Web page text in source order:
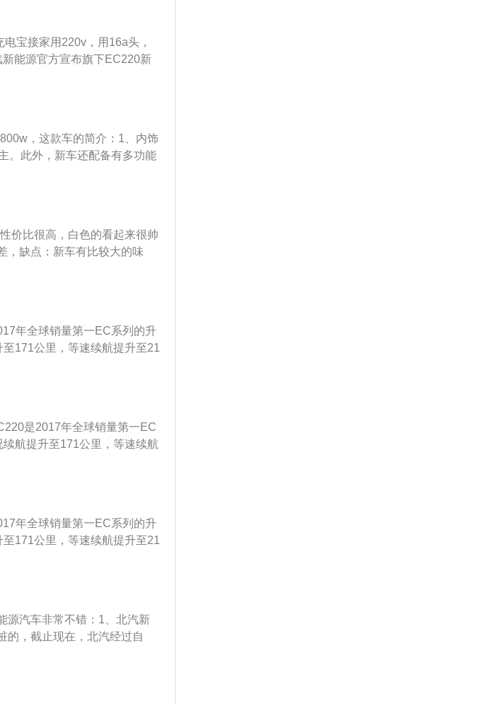
车型搭载30KW前置单电机驱
池，匹配固定齿比变速箱，悬
架，NEDC工况续航里程为2
没有固定车位或是物业不配
桩就成了唯一的选择。如果家
充电桩一般由国家电网、南
宝接家用220v，用16a头，
能源官方宣布旗下EC220新
型补贴后售价为5.98--6.18
型一致，配置方面，新车相比
其余无明显区别；4、动力方
峰值扭矩为140N·m；更换为
7小时，NEDC工况续航里程为
，这款车的简介：1、内饰
。此外，新车还配备有多功能
，以及北汽新能源车型较为
间为一拳；保持前排座椅不
腿部空间则超过一拳；3、车
电动汽车的高经济性。每公里
。
价比很高，白色的看起来很帅
，缺点：新车有比较大的味
，比同等价位的车好看，虽
错啊，上班用起来完全没问
性价比蛮高的，这个价格能有
年全球销量第一EC系列的升
171公里，等速续航提升至21
系统，可使续航增加10%，可
动汽车专业底盘，转向性、操
的EC220增加了用户用车体
是2017年全球销量第一EC
航提升至171公里，等速续航
能量回收系统，可使续航增加
研发纯电动汽车专业底盘，转
说升级版的EC220增加了用户
年全球销量第一EC系列的升
171公里，等速续航提升至21
系统，可使续航增加10%，可
动汽车专业底盘，转向性、操
的EC220增加了用户用车体
源汽车非常不错：1、北汽新
的，截止现在，北汽经过自
位列职业第一；2、新能源轿
m，可以说EU260相当于2.0L